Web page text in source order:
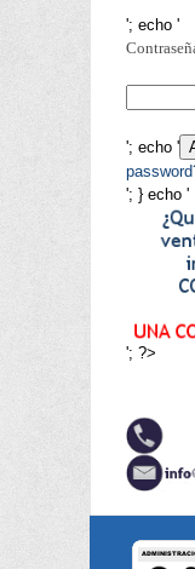
'; echo '
'; echo '
'; } echo '
'; ?>